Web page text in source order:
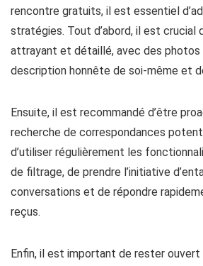
rencontre gratuits, il est essentiel
stratégies. Tout d’abord, il est crucial
attrayant et détaillé, avec des photos
description honnête de soi-même et
Ensuite, il est recommandé d’être
recherche de correspondances
d’utiliser régulièrement les
de filtrage, de prendre l’initiative
conversations et de répondre
reçus.
Enfin, il est important de rester ouvert